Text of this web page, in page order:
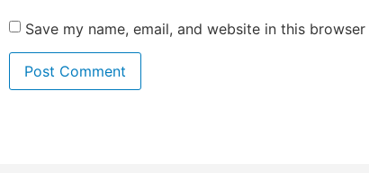
Save my name, email, and website in this